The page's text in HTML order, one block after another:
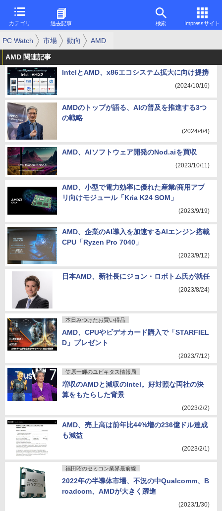
カテゴリ 過去記事 検索 Impressサイト
PC Watch 市場 動向 AMD
AMD 関連記事
IntelとAMD、x86エコシステム拡大に向け提携
(2024/10/16)
AMDのトップが語る、AIの普及を推進する3つ
の戦略
(2024/4/4)
AMD、AIソフトウェア開発のNod.aiを買収
(2023/10/11)
AMD、小型で電力効率に優れた産業/商用アプ
リ向けモジュール「Kria K24 SOM」
(2023/9/19)
AMD、企業のAI導入を加速するAIエンジン搭載
CPU「Ryzen Pro 7040」
(2023/9/12)
日本AMD、新社長にジョン・ロボトム氏が就任
(2023/8/24)
本日みつけたお買い得品
AMD、CPUやビデオカード購入で「STARFIEL
D」プレゼント
(2023/7/12)
笠原一輝のユビキタス情報局
増収のAMDと減収のIntel。好対照な両社の決
算をもたらした背景
(2023/2/2)
AMD、売上高は前年比44%増の236億ドル達成
も減益
(2023/2/1)
福田昭のセミコン業界最前線
2022年の半導体市場、不況の中Qualcomm、B
roadcom、AMDが大きく躍進
(2023/1/30)